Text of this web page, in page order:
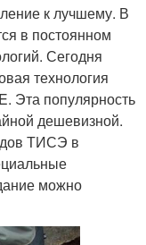
к лучшему. В
в постоянном
Сегодня
технология
Эта популярность
дешевизной.
ТИСЭ в
можно